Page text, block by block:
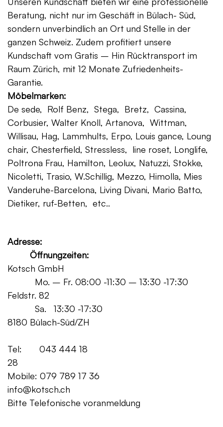
Beratung, nicht nur im Geschäft in Bülach- Süd,
sondern unverbindlich an Ort und Stelle in der
ganzen Schweiz. Zudem profitiert unsere
Kundschaft vom Gratis – Hin Rücktransport im
Raum Zürich, mit 12 Monate Zufriedenheits-
Garantie.
Möbelmarken:
De sede, Rolf Benz, Stega, Bretz, Cassina,
Corbusier, Walter Knoll, Artanova, Wittman,
Willisau, Hag, Lammhults, Erpo, Louis gance, Loung
chair, Chesterfield, Stressless, line roset, Longlife,
Poltrona Frau, Hamilton, Leolux, Natuzzi, Stokke,
Nicoletti, Trasio, W.Schillig, Mezzo, Himolla, Mies
Vanderuhe-Barcelona, Living Divani, Mario Batto,
Dietiker, ruf-Betten, etc..
Adresse:
Öffnungzeiten:
Kotsch GmbH
Mo. – Fr. 08:00 -11:30 – 13:30 -17:30
Feldstr. 82
Sa. 13:30 -17:30
8180 Bülach-Süd/ZH
Tel: 043 444 18
28
Mobile: 079 789 17 36
info@kotsch.ch
Bitte Telefonische voranmeldung